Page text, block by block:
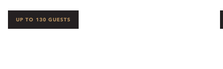
UP TO 130 GUESTS